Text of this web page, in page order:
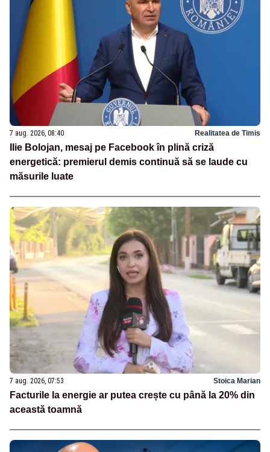
7 aug. 2026, 08:40 Realitatea de Timis
Ilie Bolojan, mesaj pe Facebook în plină criză
energetică: premierul demis continuă să se laude cu
măsurile luate
7 aug. 2026, 07:53 Stoica Marian
Facturile la energie ar putea crește cu până la 20% din
această toamnă